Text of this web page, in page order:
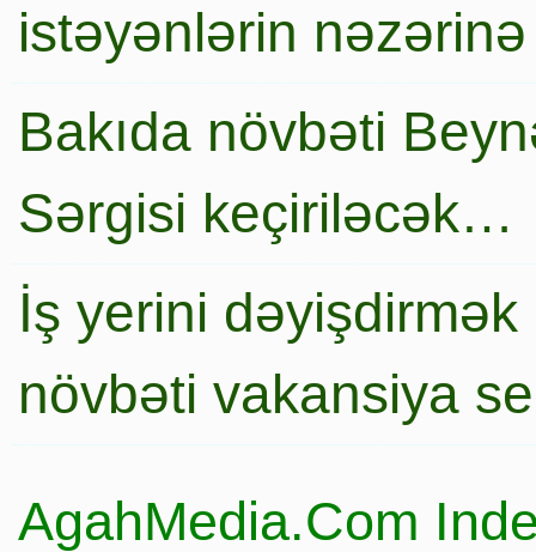
istəyənlərin nəzərinə
Bakıda növbəti
Sərgisi keçiriləcək…
İş yerini
növbəti vakansiya
AgahMedia.Com